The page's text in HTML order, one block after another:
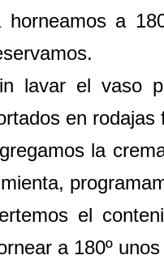
horneamos a
lavar el vaso
en rodajas
la
el
a 180º